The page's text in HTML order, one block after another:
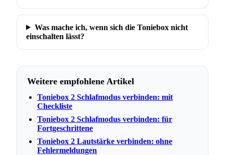
Was mache ich, wenn sich die Toniebox nicht
einschalten lässt?
Weitere empfohlene Artikel
Toniebox 2 Schlafmodus verbinden: mit
Checkliste
Toniebox 2 Schlafmodus verbinden: für
Fortgeschrittene
Toniebox 2 Lautstärke verbinden: ohne
Fehlermeldungen